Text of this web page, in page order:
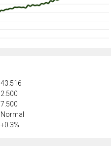
43.516
2.500
7.500
Normal
+0.3%